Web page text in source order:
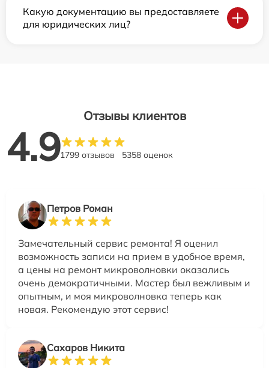
Какую документацию вы предоставляете
для юридических лиц?
Отзывы клиентов
4.91799 отзывов 5358 оценок
Петров Роман
Замечательный сервис ремонта! Я оценил
возможность записи на прием в удобное время,
а цены на ремонт микроволновки оказались
очень демократичными. Мастер был вежливым и
опытным, и моя микроволновка теперь как
новая. Рекомендую этот сервис!
Сахаров Никита